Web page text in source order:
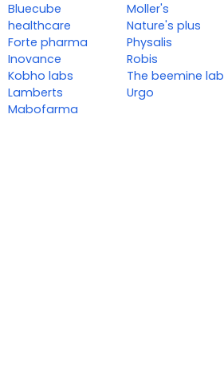
Bluecube
healthcare
Forte pharma
Inovance
Kobho labs
Lamberts
Mabofarma
Moller's
Nature's plus
Physalis
Robis
The beemine lab
Urgo